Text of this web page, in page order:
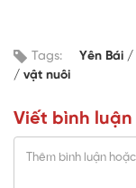
Tags: Yên Bái
vật nuôi
Viết bình luận